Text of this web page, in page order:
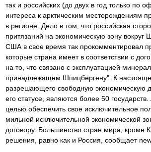
так и российских (до двух в год только по
интереса к арктическим месторождениям
в регионе. Дело в том, что российская
притязаний на экономическую зону
США в свое время так прокомментировал
которые страна имеет в соответствии с
на то, что связано с эксплуатацией
принадлежащем Шпицбергену". К
разрешающего свободную экономическую
его статусе, являются более 50
целью обеспечить свое исключительное
мильной исключительной экономической
договору. Большинство стран мира, кроме
решения, равно как и Россия, сообщает